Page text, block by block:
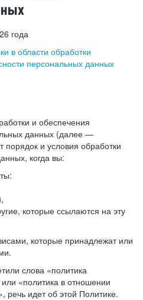
года
в области обработки
персональных данных
и обеспечения
данных (далее —
порядок и условия обработки
когда вы:
которые ссылаются на эту
которые принадлежат или
слова «политика
«политика в отношении
речь идет об этой Политике.